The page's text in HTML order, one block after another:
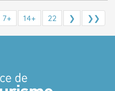
7+ 14+ 22 ❯ ❯❯